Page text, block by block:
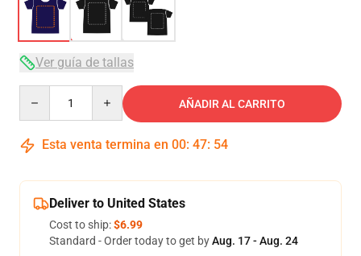
Ver guía de tallas
AÑADIR AL CARRITO
Esta venta termina en 00: 47: 54
Deliver to United States
Cost to ship:$6.99
Standard - Order today to get byAug. 17 - Aug. 24